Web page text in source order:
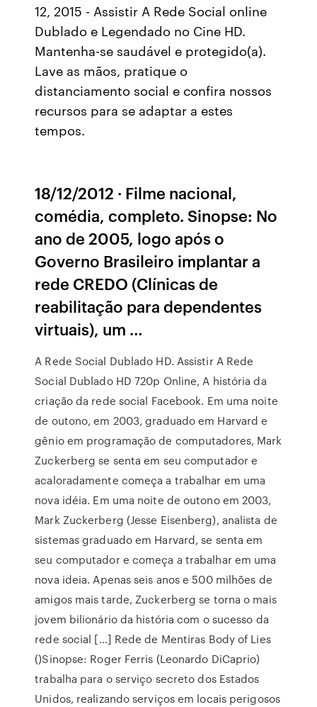
12, 2015 - Assistir A Rede Social online
Dublado e Legendado no Cine HD.
Mantenha-se saudável e protegido(a).
Lave as mãos, pratique o
distanciamento social e confira nossos
recursos para se adaptar a estes
tempos.
18/12/2012 · Filme nacional,
comédia, completo. Sinopse: No
ano de 2005, logo após o
Governo Brasileiro implantar a
rede CREDO (Clínicas de
reabilitação para dependentes
virtuais), um …
A Rede Social Dublado HD. Assistir A Rede
Social Dublado HD 720p Online, A história da
criação da rede social Facebook. Em uma noite
de outono, em 2003, graduado em Harvard e
gênio em programação de computadores, Mark
Zuckerberg se senta em seu computador e
acaloradamente começa a trabalhar em uma
nova idéia. Em uma noite de outono em 2003,
Mark Zuckerberg (Jesse Eisenberg), analista de
sistemas graduado em Harvard, se senta em
seu computador e começa a trabalhar em uma
nova ideia. Apenas seis anos e 500 milhões de
amigos mais tarde, Zuckerberg se torna o mais
jovem bilionário da história com o sucesso da
rede social […] Rede de Mentiras Body of Lies
()Sinopse: Roger Ferris (Leonardo DiCaprio)
trabalha para o serviço secreto dos Estados
Unidos, realizando serviços em locais perigosos